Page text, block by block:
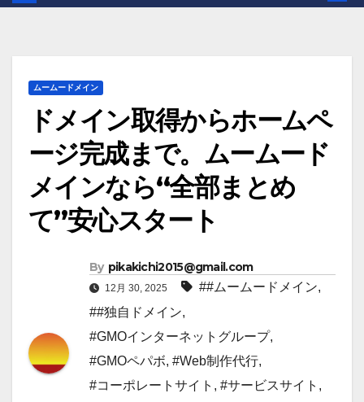
ムームードメイン
ドメイン取得からホームペ
ージ完成まで。ムームード
メインなら“全部まとめ
て”安心スタート
By pikakichi2015@gmail.com
12月 30, 2025 ##ムームードメイン,
##独自ドメイン,
#GMOインターネットグループ,
#GMOペパボ, #Web制作代行,
#コーポレートサイト , #サービスサイト ,